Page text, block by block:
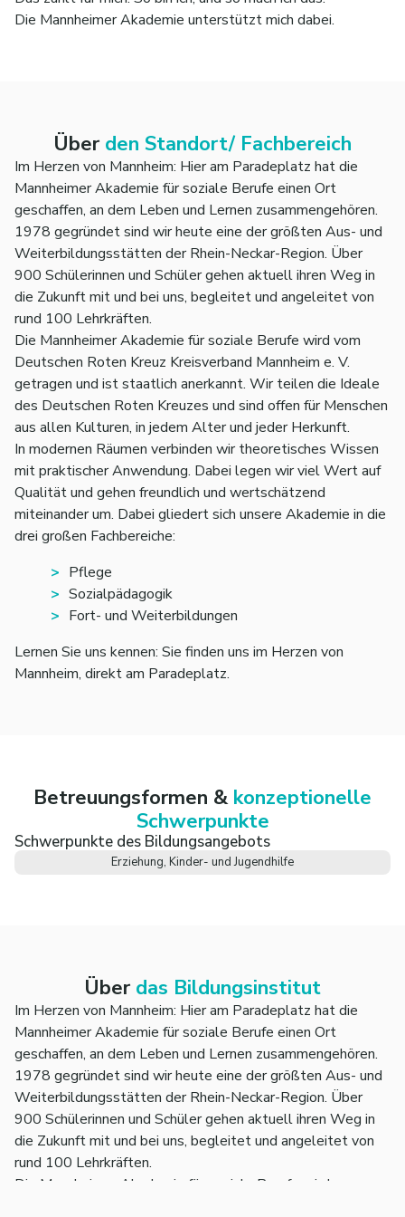
Die Mannheimer Akademie unterstützt mich dabei.
Über den Standort/ Fachbereich
Im Herzen von Mannheim: Hier am Parade­platz hat die
Mann­heimer Aka­demie für soziale Berufe einen Ort
geschaf­fen, an dem Leben und Lernen zusam­men­gehören.
1978 gegründet sind wir heute eine der größten Aus- und
Weiter­bildungs­stätten der Rhein-Neckar-Region. Über
900 Schülerinnen und Schüler gehen aktuell ihren Weg in
die Zukunft mit und bei uns, beglei­tet und ange­leitet von
rund 100 Lehr­kräften.
Die Mann­heimer Akademie für soziale Berufe wird vom
Deutschen Roten Kreuz Kreis­verband Mann­heim e. V.
getra­gen und ist staat­lich aner­kannt. Wir teilen die Ideale
des Deutschen Roten Kreuzes und sind offen für Men­schen
aus allen Kul­turen, in jedem Alter und jeder Herkunft.
In modernen Räumen verbinden wir theoretisches Wissen
mit praktischer Anwendung. Dabei legen wir viel Wert auf
Qualität und gehen freundlich und wertschätzend
miteinander um. Dabei gliedert sich unsere Akademie in die
drei großen Fachbereiche:
Pflege
Sozialpädagogik
Fort- und Weiterbildungen
Lernen Sie uns kennen: Sie finden uns im Herzen von
Mannheim, direkt am Paradeplatz.
Betreuungsformen & konzeptionelle
Schwerpunkte
Schwerpunkte des Bildungsangebots
Erziehung, Kinder- und Jugendhilfe
Über das Bildungsinstitut
Im Herzen von Mannheim: Hier am Parade­platz hat die
Mann­heimer Aka­demie für soziale Berufe einen Ort
geschaf­fen, an dem Leben und Lernen zusam­men­gehören.
1978 gegründet sind wir heute eine der größten Aus- und
Weiter­bildungs­stätten der Rhein-Neckar-Region. Über
900 Schülerinnen und Schüler gehen aktuell ihren Weg in
die Zukunft mit und bei uns, beglei­tet und ange­leitet von
rund 100 Lehr­kräften.
Die Mann­heimer Akademie für soziale Berufe wird vom